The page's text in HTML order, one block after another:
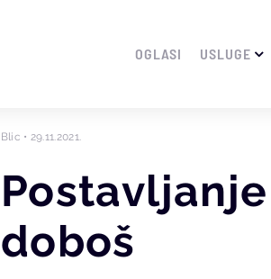
OGLASI USLUGE
Blic • 29.11.2021.
doboš